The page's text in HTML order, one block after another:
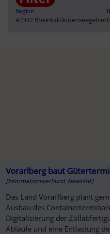
Region
AT342 Rheintal-Bodenseegebiet
Vorarlberg baut
[Informationsverbund, Newslink]
Das Land Vorarlberg plant
Ausbau des
Digitalisierung der
Abläufe und eine Entlastung